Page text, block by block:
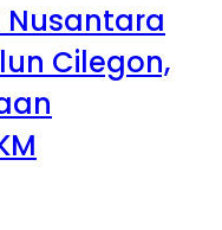
Nusantara
Cilegon,